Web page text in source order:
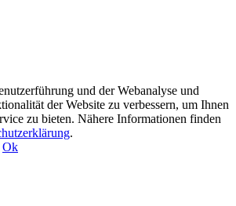
und der Webanalyse und
der Website zu verbessern, um Ihnen
zu bieten. Nähere Informationen finden
.
Ok